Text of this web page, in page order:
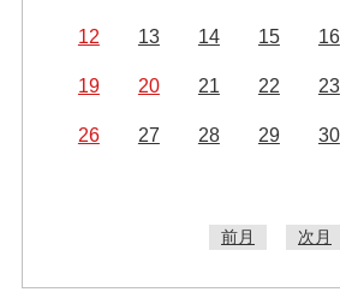
12 13 14 15 16
19 20 21 22 23
26 27 28 29 30
前月 次月